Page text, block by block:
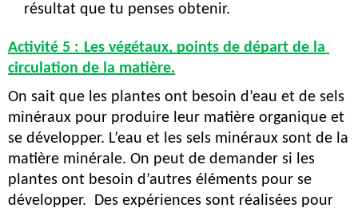
résultat que tu penses obtenir.
Activité 5 : Les végétaux, points de départ de la
circulation de la matière.
On sait que les plantes ont besoin d’eau et de sels
minéraux pour produire leur matière organique et
se développer. L’eau et les sels minéraux sont de la
matière minérale. On peut de demander si les
plantes ont besoin d’autres éléments pour se
développer.  Des expériences sont réalisées pour